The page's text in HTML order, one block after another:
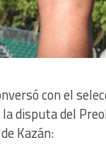
con el
disputa del
Kazán: